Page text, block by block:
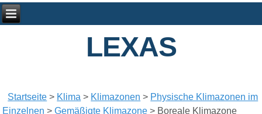
LEXAS
Startseite > Klima > Klimazonen > Physische Klimazonen im
Einzelnen >Gemäßigte Klimazone > Boreale Klimazone